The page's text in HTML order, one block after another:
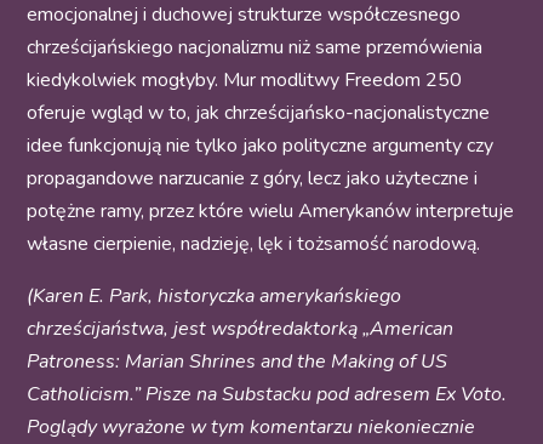
emocjonalnej i duchowej strukturze współczesnego
chrześcijańskiego nacjonalizmu niż same przemówienia
kiedykolwiek mogłyby. Mur modlitwy Freedom 250
oferuje wgląd w to, jak chrześcijańsko-nacjonalistyczne
idee funkcjonują nie tylko jako polityczne argumenty czy
propagandowe narzucanie z góry, lecz jako użyteczne i
potężne ramy, przez które wielu Amerykanów interpretuje
własne cierpienie, nadzieję, lęk i tożsamość narodową.
(Karen E. Park, historyczka amerykańskiego
chrześcijaństwa, jest współredaktorką „American
Patroness: Marian Shrines and the Making of US
Catholicism.” Pisze na Substacku pod adresem Ex Voto.
Poglądy wyrażone w tym komentarzu niekoniecznie